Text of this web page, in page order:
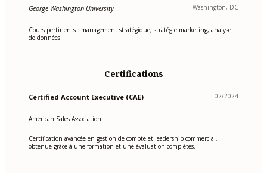
George Washington University Washington, DC
Cours pertinents : management stratégique, stratégie marketing, analyse
de données.
Certifications
Certified Account Executive (CAE) 02/2024
American Sales Association
Certification avancée en gestion de compte et leadership commercial,
obtenue grâce à une formation et une évaluation complètes.